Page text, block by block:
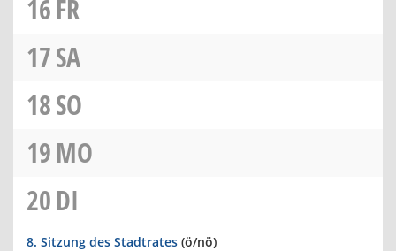
16 FR
17SA
18SO
19MO
20DI
8. Sitzung des Stadtrates (ö/nö)